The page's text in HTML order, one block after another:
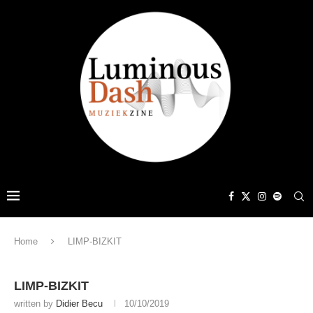
Home LIMP-BIZKIT
LIMP-BIZKIT
written by Didier Becu 10/10/2019